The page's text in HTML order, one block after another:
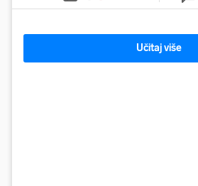
Učitaj više